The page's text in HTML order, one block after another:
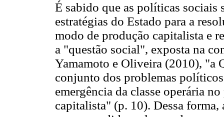
É sabido que as políticas sociais
estratégias do Estado para a
modo de produção capitalista e
a "questão social", exposta na
Yamamoto e Oliveira (2010), "a
conjunto dos problemas
emergência da classe operária
capitalista" (p. 10). Dessa